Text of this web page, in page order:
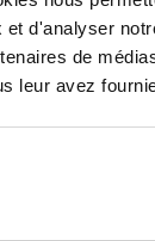
et d'analyser
de
leur avez
dans ce